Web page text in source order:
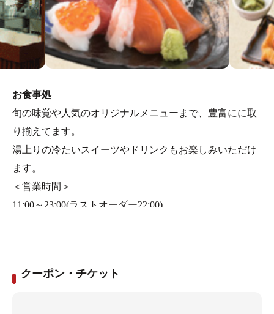
お食事処
旬の味覚や人気のオリジナルメニューまで、豊富にに取
り揃えてます。
湯上りの冷たいスイーツやドリンクもお楽しみいただけ
ます。
＜営業時間＞
11:00～23:00(ラストオーダー22:00)
クーポン・チケット